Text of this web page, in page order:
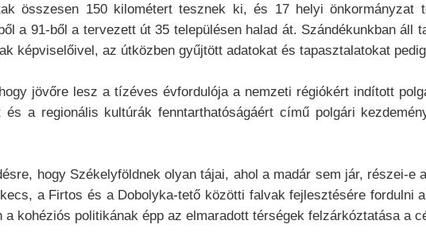
összesen 150 kilométert tesznek ki, és 17 helyi önkormányzat
a 91-ből a tervezett út 35 településen halad át. Szándékunkban áll
képviselőivel, az útközben gyűjtött adatokat és tapasztalatokat
jövőre lesz a tízéves évfordulója a nemzeti régiókért indított
és a regionális kultúrák fenntarthatóságáért című polgári
hogy Székelyföldnek olyan tájai, ahol a madár sem jár, részei-e
a Firtos és a Dobolyka-tető közötti falvak fejlesztésére fordulni
kohéziós politikának épp az elmaradott térségek felzárkóztatása a